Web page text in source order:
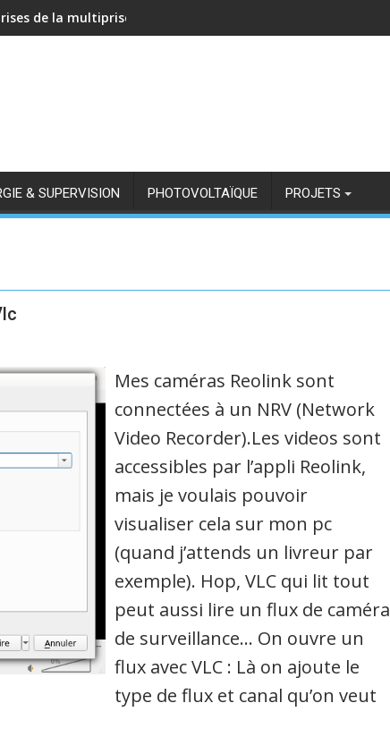
de la multiprise NOUS A11Z avec Zigbee2MQTT
& SUPERVISION PHOTOVOLTAÏQUE PROJETS
Mes caméras Reolink sont
connectées à un NRV (Network
Video Recorder).Les videos sont
accessibles par l’appli Reolink,
mais je voulais pouvoir
visualiser cela sur mon pc
(quand j’attends un livreur par
exemple). Hop, VLC qui lit tout
peut aussi lire un flux de caméra
de surveillance… On ouvre un
flux avec VLC : Là on ajoute le
type de flux et canal qu’on veut